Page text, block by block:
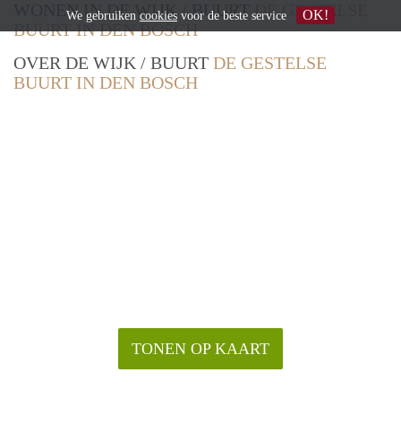
WONEN IN DE WIJK / BUURTDE GESTELSE
BUURT IN DEN BOSCH
OVER DE WIJK / BUURT DE GESTELSE
BUURT IN DEN BOSCH
TONEN OP KAART
We gebruiken cookies voor de beste service OK!